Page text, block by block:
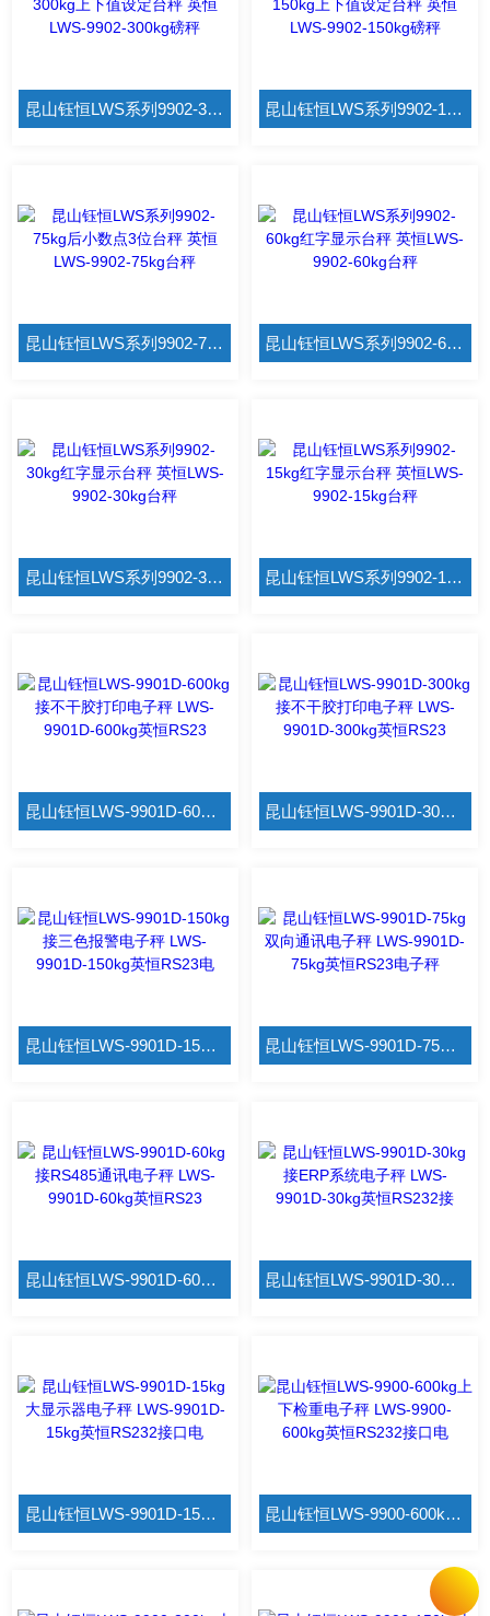
昆山钰恒LWS系列9902-300kg上下值设定台秤 英恒LWS-9902-300kg磅秤 昆山钰恒LWS系列9902-150kg上下值设定台秤 英恒LWS-9902-150kg磅秤
昆山钰恒LWS系列9902-75kg后小数点3位台秤 英恒LWS-9902-75kg台秤 昆山钰恒LWS系列9902-60kg红字显示台秤 英恒LWS-9902-60kg台秤
昆山钰恒LWS系列9902-30kg红字显示台秤 英恒LWS-9902-30kg台秤 昆山钰恒LWS系列9902-15kg红字显示台秤 英恒LWS-9902-15kg台秤
昆山钰恒LWS-9901D-600kg接不干胶打印电子秤 LWS-9901D-600kg英恒RS23 昆山钰恒LWS-9901D-300kg接不干胶打印电子秤 LWS-9901D-300kg英恒RS23
昆山钰恒LWS-9901D-150kg接三色报警电子秤 LWS-9901D-150kg英恒RS23电 昆山钰恒LWS-9901D-75kg双向通讯电子秤 LWS-9901D-75kg英恒RS23电子秤
昆山钰恒LWS-9901D-60kg接RS485通讯电子秤 LWS-9901D-60kg英恒RS23 昆山钰恒LWS-9901D-30kg接ERP系统电子秤 LWS-9901D-30kg英恒RS232接
昆山钰恒LWS-9901D-15kg大显示器电子秤 LWS-9901D-15kg英恒RS232接口电 昆山钰恒LWS-9900-600kg上下检重电子秤 LWS-9900-600kg英恒RS232接口电